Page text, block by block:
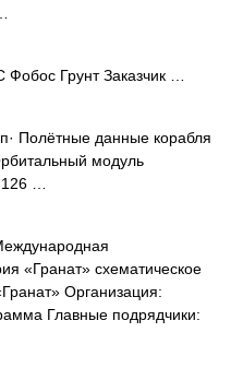
Грунт Заказчик …
Полётные данные корабля
модуль
…
«Гранат» схематическое
Организация:
Главные подрядчики: